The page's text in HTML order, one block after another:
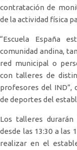
contratación de
de la actividad física
“Escuela España
comunidad andina,
red municipal o
con talleres de
profesores del IND”,
de deportes del
Los talleres
desde las 13:30 a las
realizar en el